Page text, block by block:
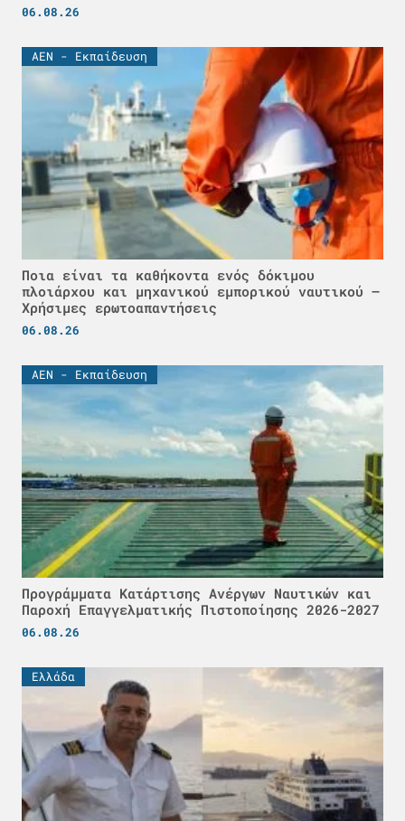
06.08.26
ΑΕΝ - Εκπαίδευση
Ποια είναι τα καθήκοντα ενός δόκιμου
πλοιάρχου και μηχανικού εμπορικού ναυτικού –
Χρήσιμες ερωτοαπαντήσεις
06.08.26
ΑΕΝ - Εκπαίδευση
Προγράμματα Κατάρτισης Ανέργων Ναυτικών και
Παροχή Επαγγελματικής Πιστοποίησης 2026-2027
06.08.26
Ελλάδα